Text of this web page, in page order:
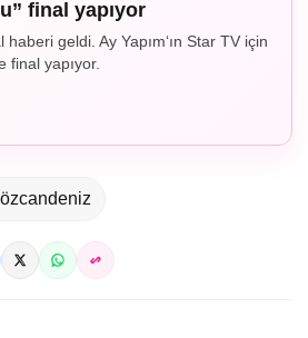
final yapıyor
geldi. Ay Yapım‘ın Star TV için
final yapıyor.